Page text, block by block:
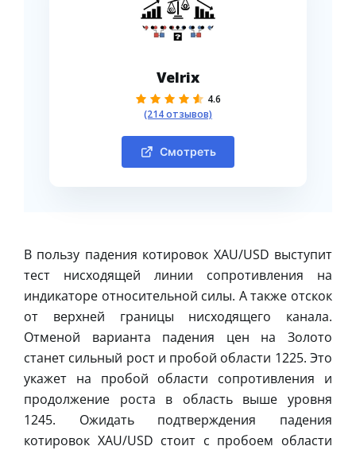
Velrix
4.6
(214 отзывов)
Смотреть
В пользу падения котировок XAU/USD выступит
тест нисходящей линии сопротивления на
индикаторе относительной силы. А также отскок
от верхней границы нисходящего канала.
Отменой варианта падения цен на Золото
станет сильный рост и пробой области 1225. Это
укажет на пробой области сопротивления и
продолжение роста в область выше уровня
1245. Ожидать подтверждения падения
котировок XAU/USD стоит с пробоем области